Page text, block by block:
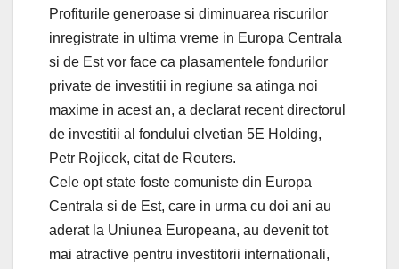
Profiturile generoase si diminuarea riscurilor
inregistrate in ultima vreme in Europa Centrala
si de Est vor face ca plasamentele fondurilor
private de investitii in regiune sa atinga noi
maxime in acest an, a declarat recent directorul
de investitii al fondului elvetian 5E Holding,
Petr Rojicek, citat de Reuters.
Cele opt state foste comuniste din Europa
Centrala si de Est, care in urma cu doi ani au
aderat la Uniunea Europeana, au devenit tot
mai atractive pentru investitorii internationali,